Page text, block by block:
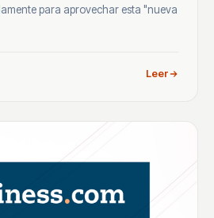
para aprovechar esta "nueva
Leer